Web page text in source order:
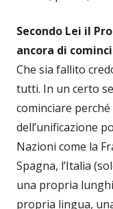
Secondo Lei il
ancora di
Che sia fallito
tutti. In un certo
cominciare
dell’unificazione
Nazioni come la
Spagna, l’Italia
una propria
propria lingua,